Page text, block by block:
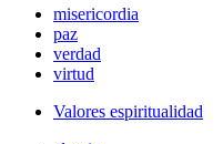
misericordia
paz
verdad
virtud
Valores espiritualidad